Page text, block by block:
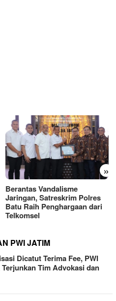
»
RM OG Alami Kenaikan
Omset di Porprov IX Jatim
2025
PWI JATIM
Dicatut Terima Fee, PWI
Terjunkan Tim Advokasi dan